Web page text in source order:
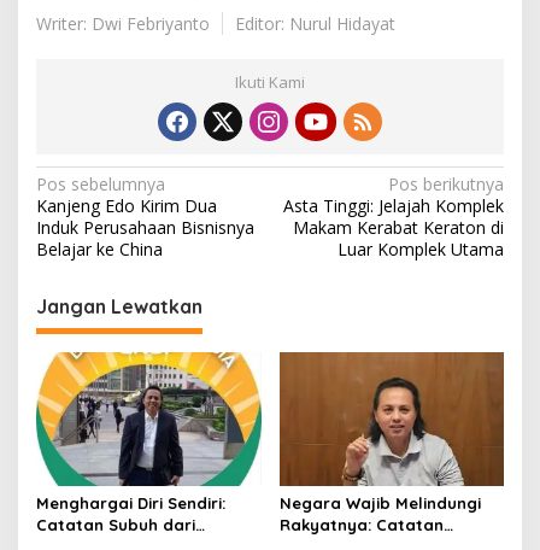
Writer: Dwi Febriyanto
Editor: Nurul Hidayat
Ikuti Kami
N
a
v
i
g
a
s
i
p
o
s
Pos sebelumnya
Kanjeng Edo Kirim Dua
Induk Perusahaan Bisnisnya
Belajar ke China
Pos berikutnya
Asta Tinggi: Jelajah Komplek
Makam Kerabat Keraton di
Luar Komplek Utama
Jangan Lewatkan
Menghargai Diri Sendiri:
Catatan Subuh dari
Negara Wajib Melindungi
Rakyatnya: Catatan